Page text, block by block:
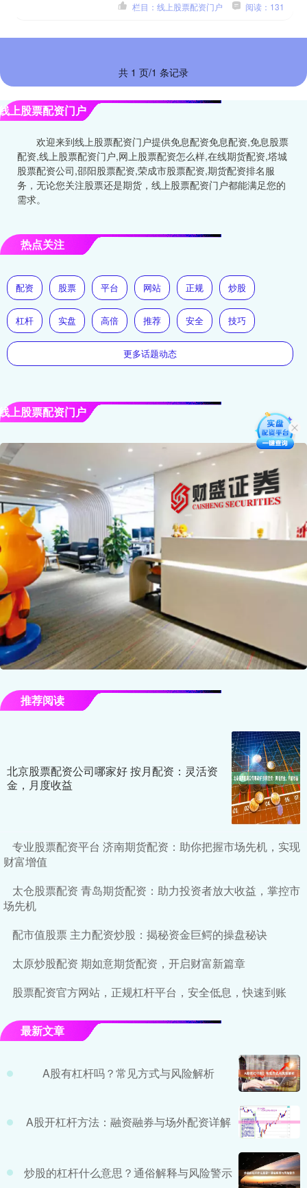
栏目：线上股票配资门户 阅读：131
共 1 页/1 条记录
上股票配资门户
欢迎来到线上股票配资门户提供免息配资免息配资,免息股票
配资,线上股票配资门户,网上股票配资怎么样,在线期货配资,塔城
股票配资公司,邵阳股票配资,荣成市股票配资,期货配资排名服
务，无论您关注股票还是期货，线上股票配资门户都能满足您的
需求。
热点关注
配资 股票 平台 网站 正规 炒股
杠杆 实盘 高倍 推荐 安全 技巧
更多话题动态
上股票配资门户
推荐阅读
北京股票配资公司哪家好 按月配资：灵活资
金，月度收益
专业股票配资平台 济南期货配资：助你把握市场先机，实现
财富增值
太仓股票配资 青岛期货配资：助力投资者放大收益，掌控市
场先机
配市值股票 主力配资炒股：揭秘资金巨鳄的操盘秘诀
太原炒股配资 期如意期货配资，开启财富新篇章
股票配资官方网站，正规杠杆平台，安全低息，快速到账
最新文章
A股有杠杆吗？常见方式与风险解析
A股开杠杆方法：融资融券与场外配资详解
炒股的杠杆什么意思？通俗解释与风险警示